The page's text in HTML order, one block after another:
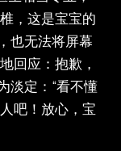
，这是宝宝的
也无法将屏幕
回应：抱歉，
淡定：“看不懂
吧！放心，宝